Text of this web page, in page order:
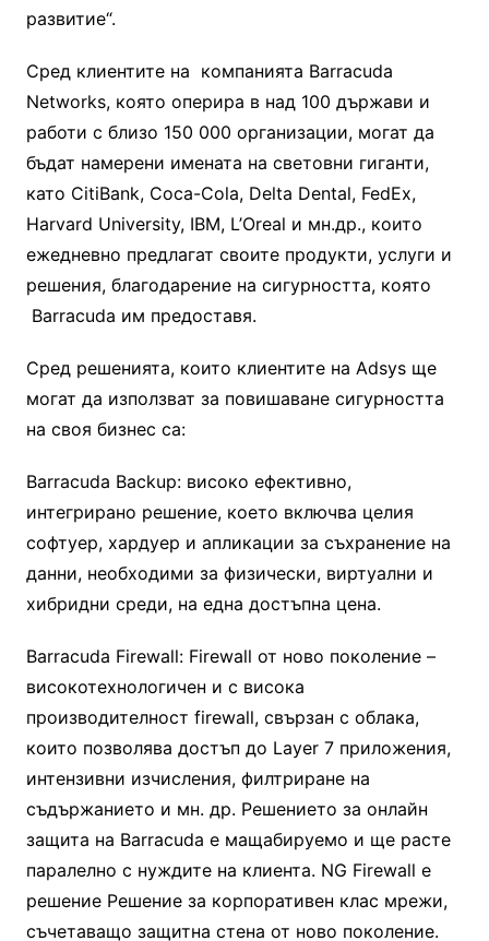
развитие“.
Сред клиентите на компанията Barracuda
Networks, която оперира в над 100 държави и
работи с близо 150 000 организации, могат да
бъдат намерени имената на световни гиганти,
като CitiBank, Coca-Cola, Delta Dental, FedEx,
Harvard University, IBM, L’Oreal и мн.др., които
ежедневно предлагат своите продукти, услуги и
решения, благодарение на сигурността, която
Barracuda им предоставя.
Сред решенията, които клиентите на Adsys ще
могат да използват за повишаване сигурността
на своя бизнес са:
Barracuda Backup: високо ефективно,
интегрирано решение, което включва целия
софтуер, хардуер и апликации за съхранение на
данни, необходими за физически, виртуални и
хибридни среди, на една достъпна цена.
Barracuda Firewall: Firewall от ново поколение –
високотехнологичен и с висока
производителност firewall, свързан с облака,
които позволява достъп до Layer 7 приложения,
интензивни изчисления, филтриране на
съдържанието и мн. др. Решението за онлайн
защита на Barracuda е мащабируемо и ще расте
паралелно с нуждите на клиента. NG Firewall е
решение Решение за корпоративен клас мрежи,
съчетаващо защитна стена от ново поколение.